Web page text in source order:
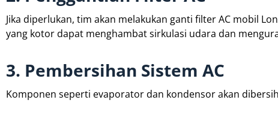
Jika diperlukan, tim akan melakukan ganti filter AC mobil
yang kotor dapat menghambat sirkulasi udara dan
3. Pembersihan Sistem AC
Komponen seperti evaporator dan kondensor akan